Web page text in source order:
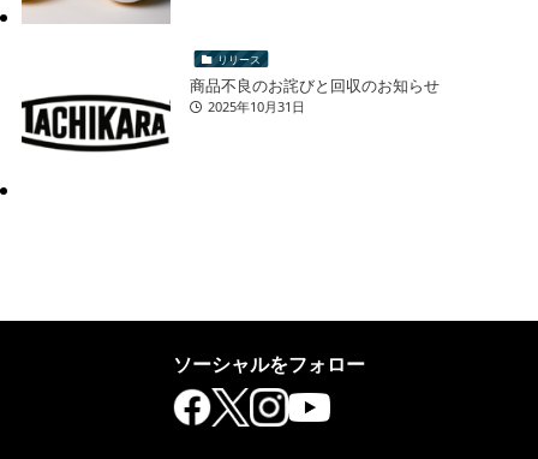
リリース
商品不良のお詫びと回収のお知らせ
2025年10月31日
ソーシャルをフォロー